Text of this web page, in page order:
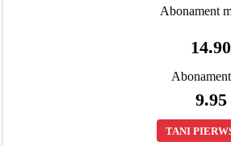
Abonament
9.95
TANI